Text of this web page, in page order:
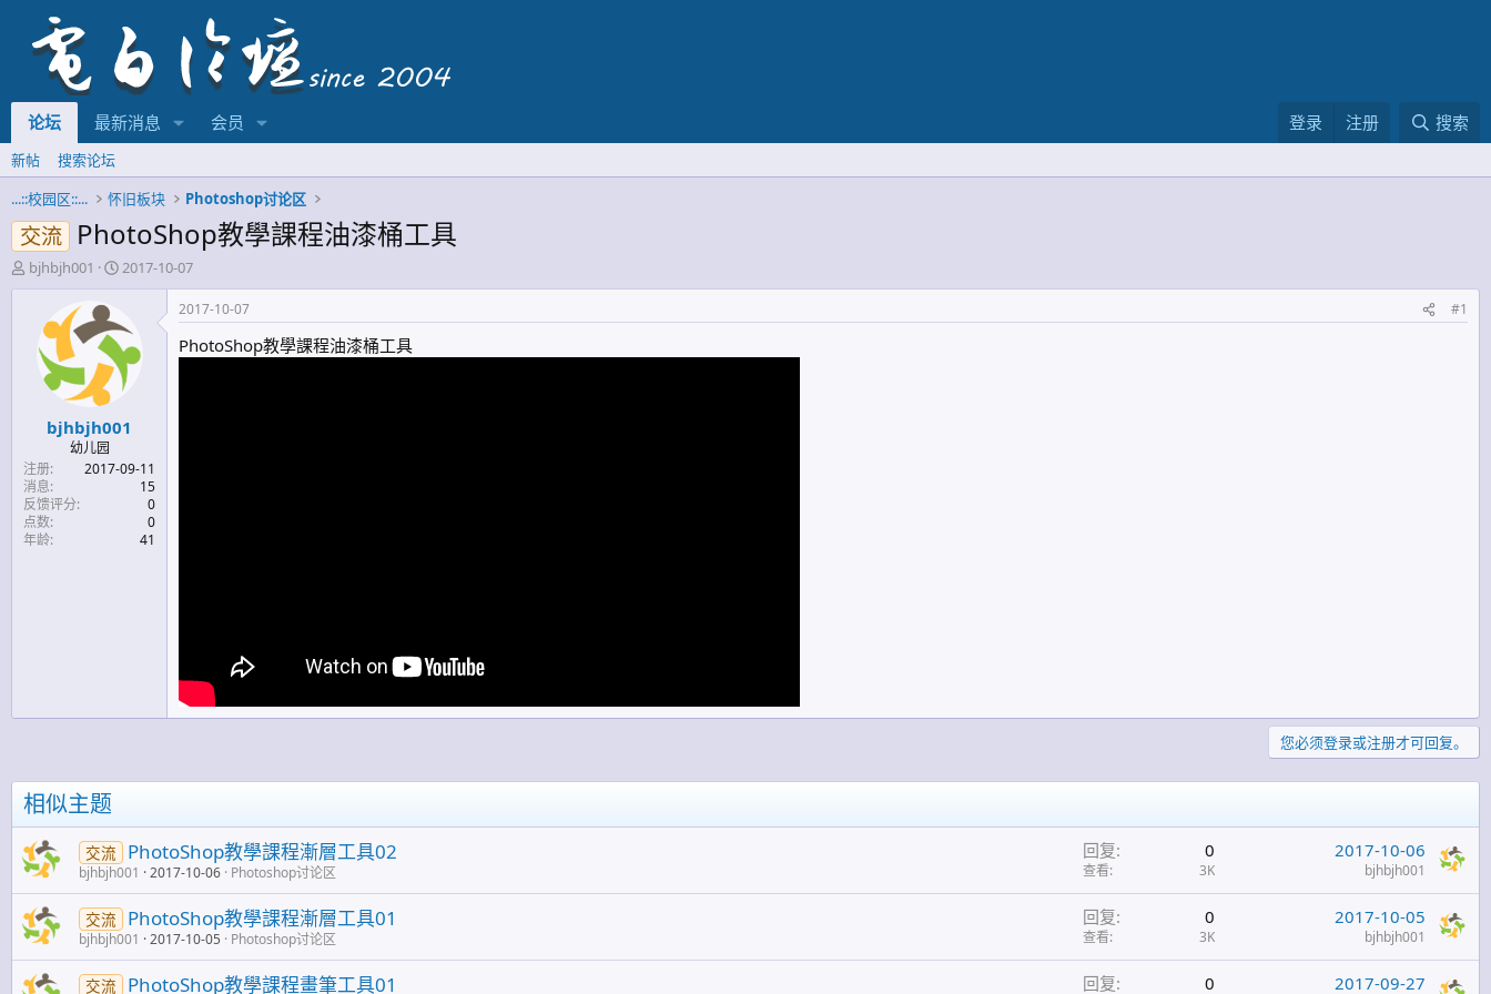
论坛 最新消息 会员 登录 注册 搜索
新帖
搜索论坛
...::校园区::...
怀旧板块 Photoshop讨论区
交流 PhotoShop教學課程油漆桶工具
主
题
人
bjhbjh001
开
始
间
2017-10-07
bjhbjh001
幼儿园
注册
2017-09-11
消息
15
反馈评分
0
点数
0
年龄
41
2017-10-07 #1
PhotoShop教學課程油漆桶工具
您必须登录或注册才可回复。
相似主题
交流 PhotoShop教學課程漸層工具02
bjhbjh001 2017-10-06 Photoshop讨论区
回复 0
查看 3K
2017-10-06
bjhbjh001
交流 PhotoShop教學課程漸層工具01
bjhbjh001 2017-10-05 Photoshop讨论区
回复 0
查看 3K
2017-10-05
bjhbjh001
交流 PhotoShop教學課程畫筆工具01 回复 0 2017-09-27